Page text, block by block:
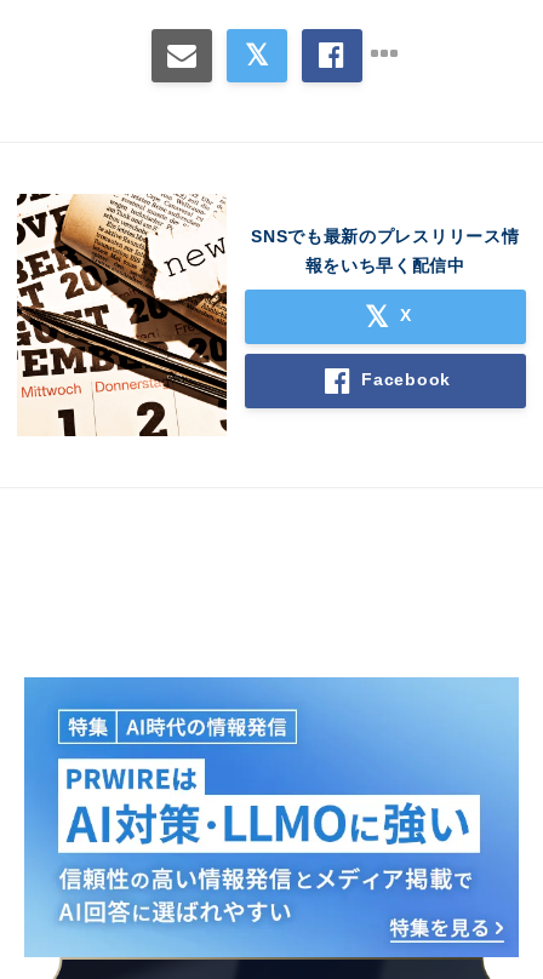
SNSでも最新のプレスリリース情
報をいち早く配信中
X
Facebook
Japanese
English